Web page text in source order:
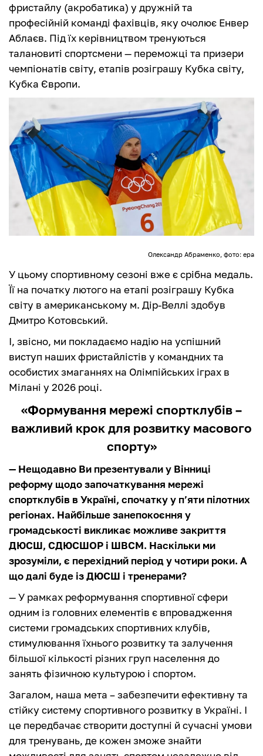
фристайлу (акробатика) у дружній та
професійній команді фахівців, яку очолює Енвер
Аблаєв. Під їх керівництвом тренуються
талановиті спортсмени — переможці та призери
чемпіонатів світу, етапів розіграшу Кубка світу,
Кубка Європи.
Олександр Абраменко, фото: epa
У цьому спортивному сезоні вже є срібна медаль.
Її на початку лютого на етапі розіграшу Кубка
світу в американському м. Дір-Веллі здобув
Дмитро Котовський.
І, звісно, ми покладаємо надію на успішний
виступ наших фристайлістів у командних та
особистих змаганнях на Олімпійських іграх в
Мілані у 2026 році.
«Формування мережі спортклубів –
важливий крок для розвитку масового
спорту»
— Нещодавно Ви презентували у Вінниці
реформу щодо започаткування мережі
спортклубів в Україні, спочатку у п’яти пілотних
регіонах. Найбільше занепокоєння у
громадськості викликає можливе закриття
ДЮСШ, СДЮСШОР і ШВСМ. Наскільки ми
зрозуміли, є перехідний період у чотири роки. А
що далі буде із ДЮСШ і тренерами?
— У рамках реформування спортивної сфери
одним із головних елементів є впровадження
системи громадських спортивних клубів,
стимулювання їхнього розвитку та залучення
більшої кількості різних груп населення до
занять фізичною культурою і спортом.
Загалом, наша мета – забезпечити ефективну та
стійку систему спортивного розвитку в Україні. І
це передбачає створити доступні й сучасні умови
для тренувань, де кожен зможе знайти